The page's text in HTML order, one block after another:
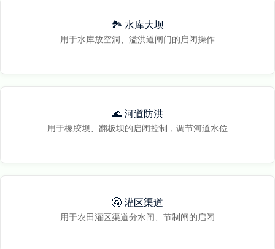
🏞️ 水库大坝
用于水库放空洞、溢洪道闸门的启闭操作
🌊 河道防洪
用于橡胶坝、翻板坝的启闭控制，调节河道水位
🚰 灌区渠道
用于农田灌区渠道分水闸、节制闸的启闭